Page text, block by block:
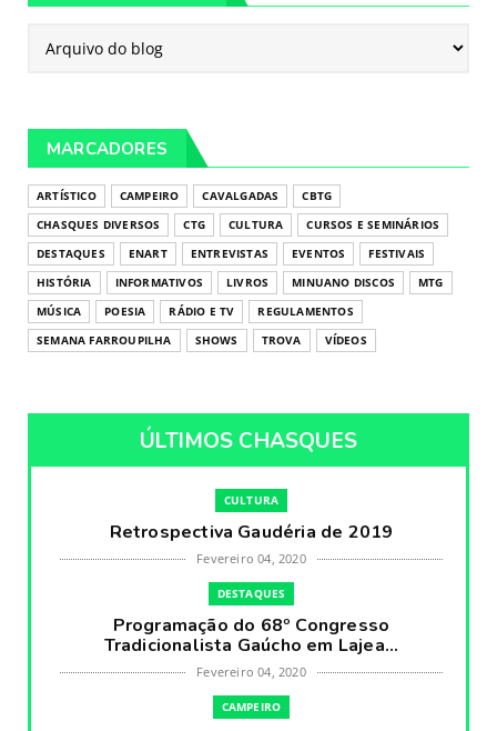
MARCADORES
ARTÍSTICO CAMPEIRO CAVALGADAS
CBTG
CHASQUES DIVERSOS
CTG CULTURA
CURSOS E SEMINÁRIOS
DESTAQUES
ENART ENTREVISTAS EVENTOS
FESTIVAIS
HISTÓRIA
INFORMATIVOS LIVROS MINUANO DISCOS
MTG
MÚSICA
POESIA RÁDIO E TV
REGULAMENTOS
SEMANA FARROUPILHA
SHOWS TROVA VÍDEOS
ÚLTIMOS CHASQUES
CULTURA
Retrospectiva Gaudéria de 2019
Fevereiro 04, 2020
DESTAQUES
Programação do 68º Congresso
Tradicionalista Gaúcho em Lajea...
Fevereiro 04, 2020
CAMPEIRO